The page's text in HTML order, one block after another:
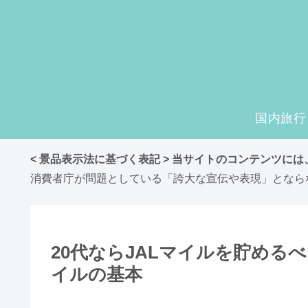
国内旅行
< 景品表示法に基づく表記 > 当サイトのコンテンツに
消費者庁が問題としている「誇大な宣伝や表現」とな
20代ならJALマイルを貯める
イルの基本